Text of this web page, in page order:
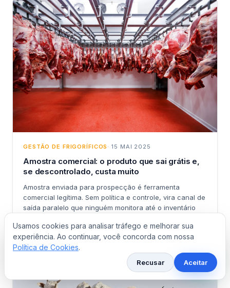
GESTÃO DE FRIGORÍFICOS · 15 MAI 2025
Amostra comercial: o produto que sai grátis e,
se descontrolado, custa muito
Amostra enviada para prospecção é ferramenta
comercial legítima. Sem política e controle, vira canal de
saída paralelo que ninguém monitora até o inventário
Usamos cookies para analisar tráfego e melhorar sua
experiência. Ao continuar, você concorda com nossa
Política de Cookies.
Recusar Aceitar